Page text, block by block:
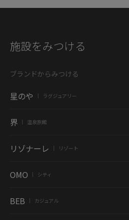
施設をみつける
ブランドからみつける
星のや ラグジュアリー
界 温泉旅館
リゾナーレ リゾート
OMO シティ
BEB カジュアル